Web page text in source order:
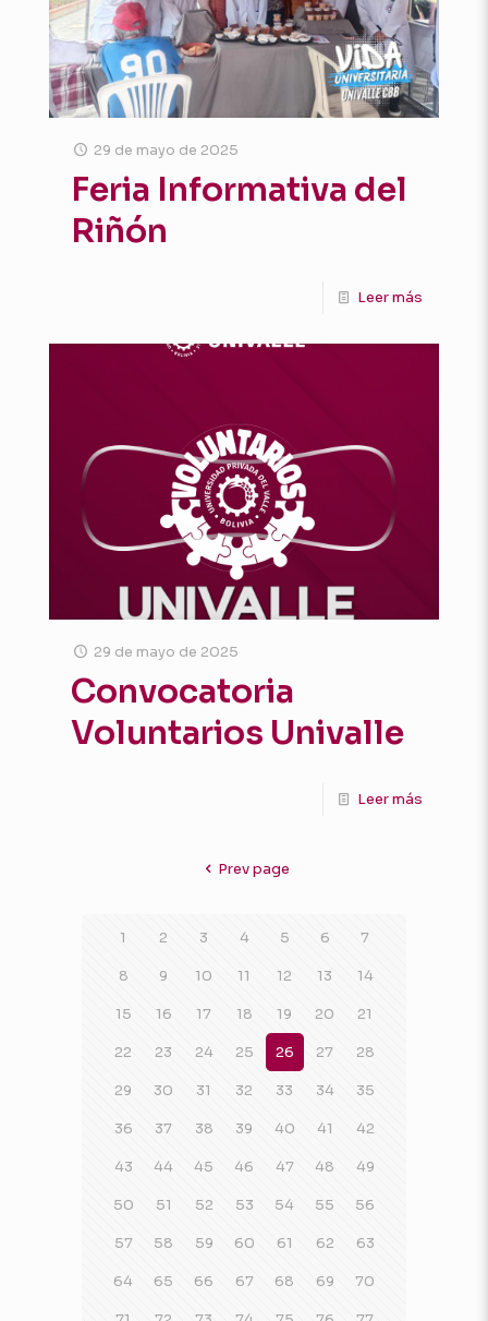
29 de mayo de 2025
Feria Informativa del
Riñón
Leer más
29 de mayo de 2025
Convocatoria
Voluntarios Univalle
Leer más
Prev page
1 2 3 4 5 6 7
8 9 10 11 12 13 14
15 16 17 18 19 20 21
22 23 24 25 26 27 28
29 30 31 32 33 34 35
36 37 38 39 40 41 42
43 44 45 46 47 48 49
50 51 52 53 54 55 56
57 58 59 60 61 62 63
64 65 66 67 68 69 70